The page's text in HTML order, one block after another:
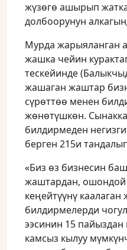
жүзөгө ашырып
долбоорунун
Мурда жарыяланган
жашка чейин
тескейинде
жашаган жаштар
сүрөттөө менен
жөнөтүшкөн.
билдирмеден
берген 215и
«Биз өз бизнесин
жаштардан, ошондой
кеңейтүүнү
билдирмелерди
ээсинин 15
камсыз кылуу